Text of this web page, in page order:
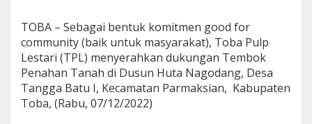
TOBA – Sebagai bentuk komitmen good for
community (baik untuk masyarakat), Toba Pulp
Lestari (TPL) menyerahkan dukungan Tembok
Penahan Tanah di Dusun Huta Nagodang, Desa
Tangga Batu I, Kecamatan Parmaksian, Kabupaten
Toba, (Rabu, 07/12/2022)